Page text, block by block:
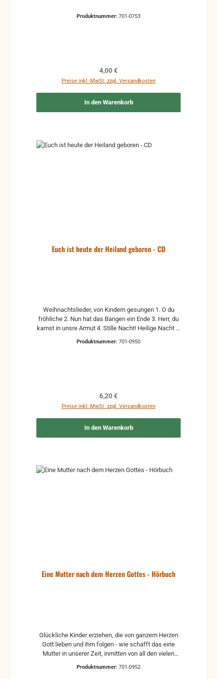
Produktnummer: 701-0753
Regulärer Preis:
4,00 €
Preise inkl. MwSt. zzgl. Versandkosten
In den Warenkorb
Euch ist heute der Heiland geboren - CD
Weihnachtslieder, von Kindern gesungen 1. O du
fröhliche 2. Nun hat das Bangen ein Ende 3. Herr, du
kamst in unsre Armut 4. Stille Nacht! Heilige Nacht 5.
Produktnummer: 701-0950
Regulärer Preis:
6,20 €
Preise inkl. MwSt. zzgl. Versandkosten
In den Warenkorb
Eine Mutter nach dem Herzen Gottes - Hörbuch
Glückliche Kinder erziehen, die von ganzem Herzen
Gott lieben und ihm folgen - wie schafft das eine
Mutter in unserer Zeit, inmitten von all den vielen
Produktnummer: 701-0952